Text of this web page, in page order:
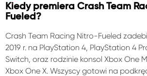
Kiedy premiera Crash Team
Fueled?
Crash Team Racing Nitro-Fueled
2019 r. na PlayStation 4, PlayStation 4
Switch, oraz rodzinie konsol Xbox One
Xbox One X. Wszyscy gotowi na